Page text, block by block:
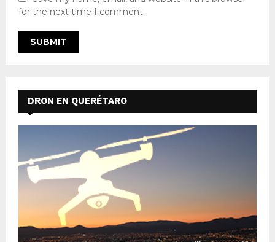
for the next time I comment.
DRON EN QUERÉTARO